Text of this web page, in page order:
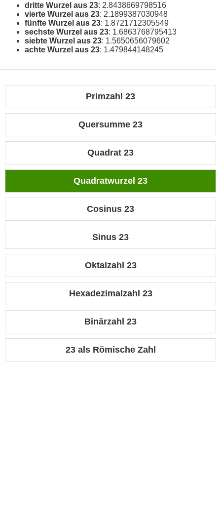
dritte Wurzel aus 23: 2.8438669798516
vierte Wurzel aus 23: 2.1899387030948
fünfte Wurzel aus 23: 1.8721712305549
sechste Wurzel aus 23: 1.6863768795413
siebte Wurzel aus 23: 1.5650656079602
achte Wurzel aus 23: 1.479844148245
Primzahl 23
Quersumme 23
Quadrat 23
Quadratwurzel 23
Cosinus 23
Sinus 23
Oktalzahl 23
Hexadezimalzahl 23
Binärzahl 23
23 als Römische Zahl